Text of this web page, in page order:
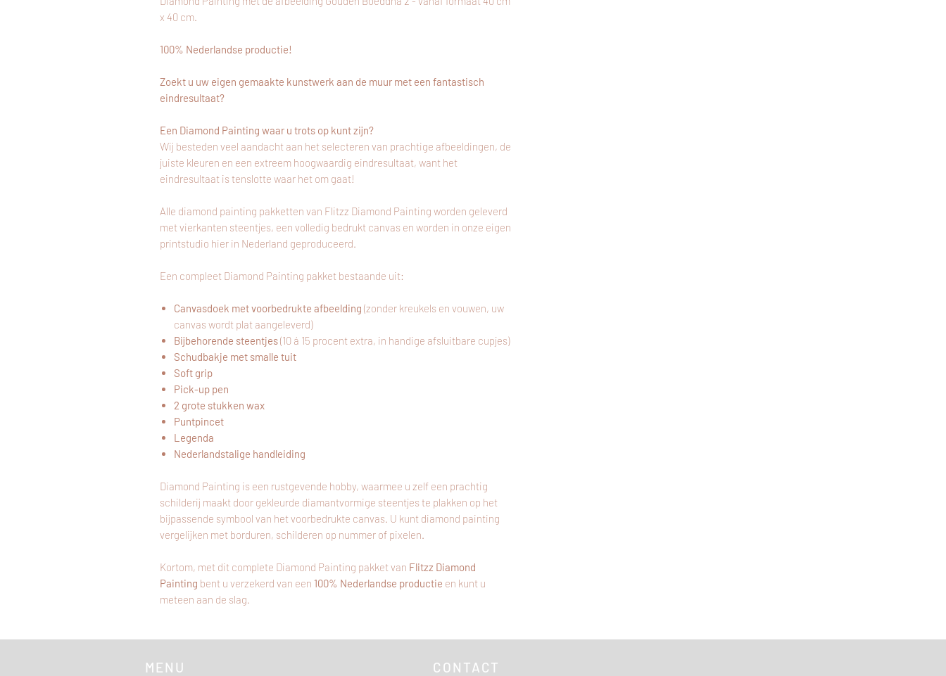
x 40 cm.
100% Nederlandse productie!
Zoekt u uw eigen gemaakte kunstwerk aan de muur met een fantastisch
eindresultaat?
Een Diamond Painting waar u trots op kunt zijn?
Wij besteden veel aandacht aan het selecteren van prachtige afbeeldingen, de
juiste kleuren en een extreem hoogwaardig eindresultaat, want het
eindresultaat is tenslotte waar het om gaat!
Alle diamond painting pakketten van Flitzz Diamond Painting worden geleverd
met vierkanten steentjes, een volledig bedrukt canvas en worden in onze eigen
printstudio hier in Nederland geproduceerd.
Een compleet Diamond Painting pakket bestaande uit:
Canvasdoek met voorbedrukte afbeelding (zonder kreukels en vouwen, uw
canvas wordt plat aangeleverd)
Bijbehorende steentjes(10 á 15 procent extra, in handige afsluitbare cupjes)
Schudbakje met smalle tuit
Soft grip
Pick-up pen
2 grote stukken wax
Puntpincet
Legenda
Nederlandstalige handleiding
Diamond Painting is een rustgevende hobby, waarmee u zelf een prachtig
schilderij maakt door gekleurde diamantvormige steentjes te plakken op het
bijpassende symbool van het voorbedrukte canvas. U kunt diamond painting
vergelijken met borduren, schilderen op nummer of pixelen.
Kortom, met dit complete Diamond Painting pakket van Flitzz Diamond
Painting bent u verzekerd van een 100% Nederlandse productie en kunt u
meteen aan de slag.
MENU CONTACT